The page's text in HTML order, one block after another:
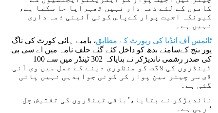
کاموں کے لئے ذمہ دار نہیں ٹھہرایا جا سکتا ہے،
کیونکہ اجیت پوار کےپاس کوئی آئینی ذمہ داری
نہیں ہے۔
ٹائمس آف انڈیا کی رپورٹ کے مطابق، بامبے ہائی کورٹ کی ناگ
پور بنچ کےسامنے بدھ کو داخل کئے گئے حلف نامہ میں اے سی بی
کی صدر رشمی ناندیڑکر نے بتایاکہ 302 ٹینڈر میں سے 100
ٹینڈروں کی لاگت کو منظوری دینے کے عمل میں وی آئی
ڈی سی چیئر مین پوار کی کوئی جوابدہی نہیں پائی
گئی ہے۔
رہی ہے۔ ‘